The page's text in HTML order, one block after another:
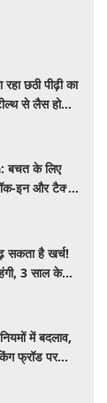
छठी पीढ़ी का
से लैस होगा
बचत के लिए
इन और टैक्स
सकता है खर्च!
3 साल के
में बदलाव,
फ्रॉड पर